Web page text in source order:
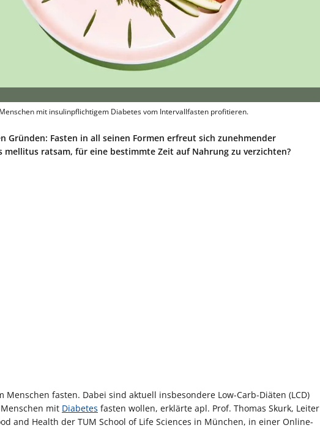
mit insulinpflichtigem Diabetes vom Intervallfasten profitieren.
Fasten in all seinen Formen erfreut sich zunehmender
ratsam, für eine bestimmte Zeit auf Nahrung zu verzichten?
fasten. Dabei sind aktuell insbesondere Low-Carb-Diäten (LCD)
mit Diabetes fasten wollen, erklärte apl. Prof. Thomas Skurk, Leiter
and Health der TUM School of Life Sciences in München, in einer Online-